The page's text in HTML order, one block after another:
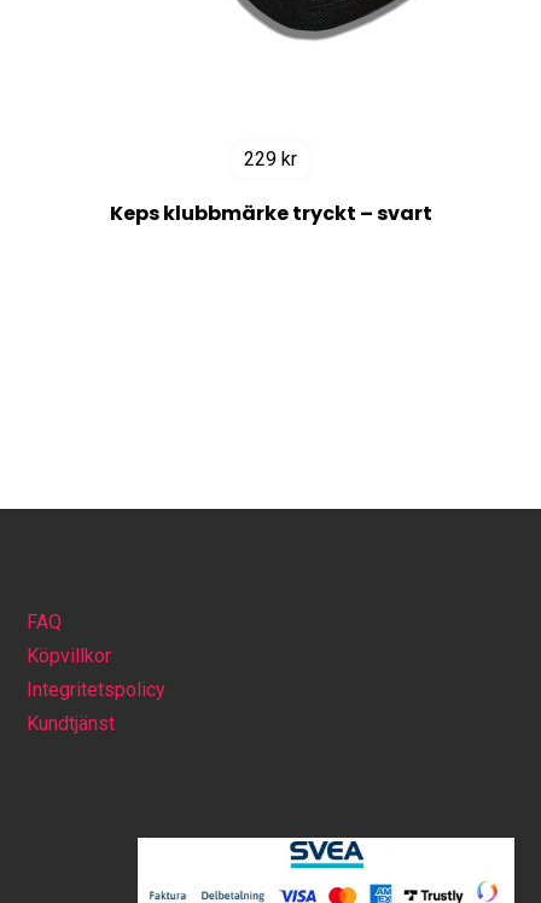
229 kr
Keps klubbmärke tryckt – svart
FAQ
Köpvillkor
Integritetspolicy
Kundtjänst